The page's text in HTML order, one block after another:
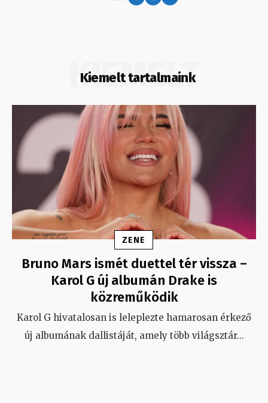
Kiemelt tartalmaink
KIEMELT
ZENE
Bruno Mars ismét duettel tér vissza –
Karol G új albumán Drake is
közreműködik
Karol G hivatalosan is leleplezte hamarosan érkező
új albumának dallistáját, amely több világsztár...